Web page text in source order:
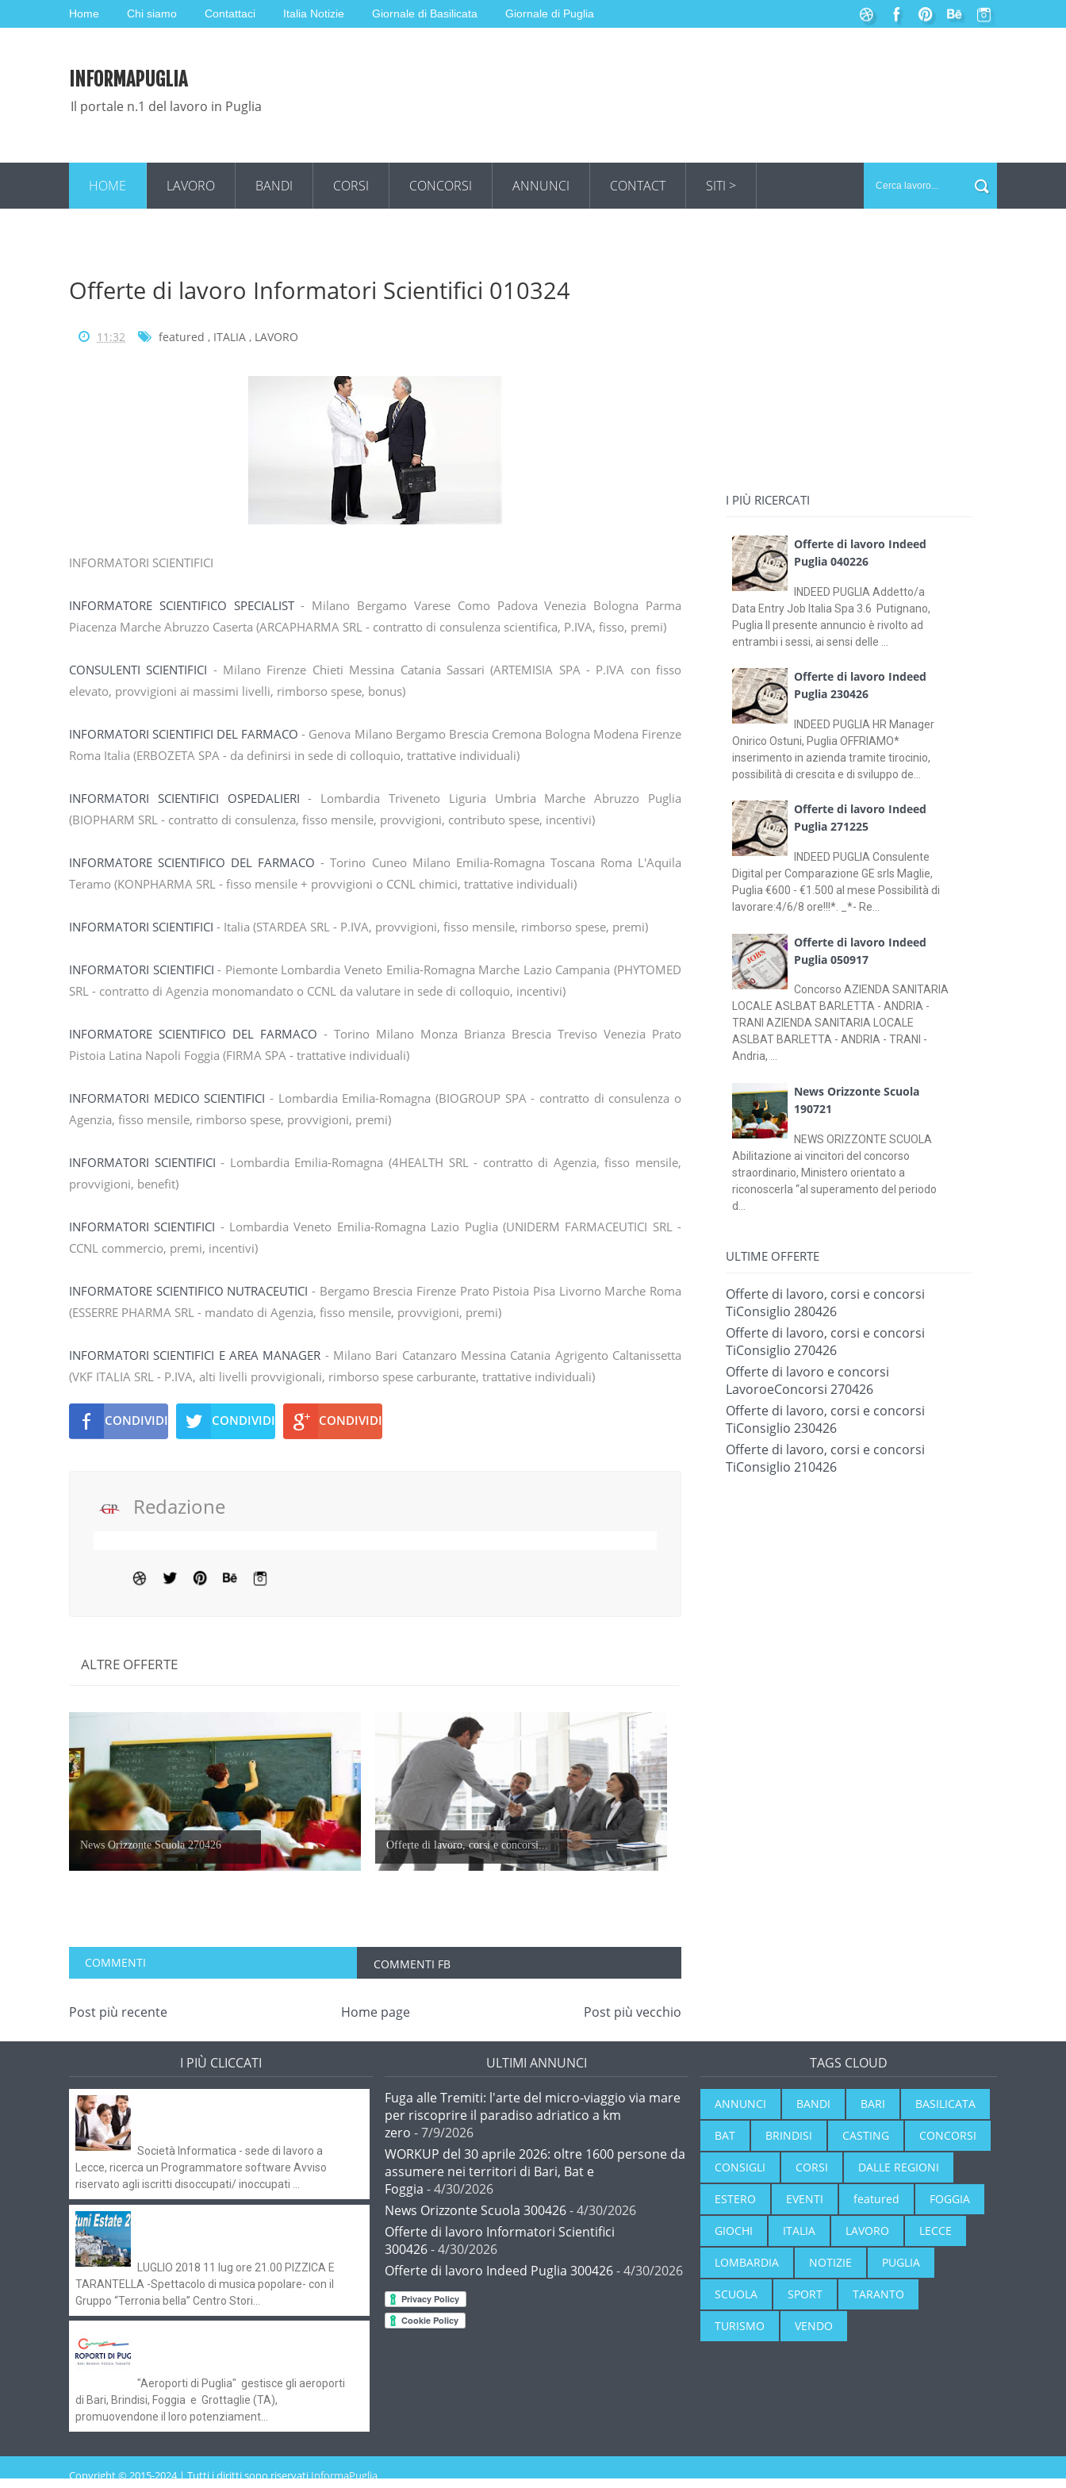
Home Chi siamo Contattaci Italia Notizie Giornale di Basilicata Giornale di Puglia
INFORMAPUGLIA
Il portale n.1 del lavoro in Puglia
HOME LAVORO BANDI CORSI CONCORSI ANNUNCI CONTACT SITI >
Offerte di lavoro Informatori Scientifici 010324
11:32 featured , ITALIA , LAVORO
INFORMATORI SCIENTIFICI
INFORMATORE SCIENTIFICO SPECIALIST- Milano Bergamo Varese Como Padova Venezia Bologna Parma
Piacenza Marche Abruzzo Caserta (ARCAPHARMA SRL - contratto di consulenza scientifica, P.IVA, fisso, premi)
CONSULENTI SCIENTIFICI - Milano Firenze Chieti Messina Catania Sassari (ARTEMISIA SPA - P.IVA con fisso
elevato, provvigioni ai massimi livelli, rimborso spese, bonus)
INFORMATORI SCIENTIFICI DEL FARMACO - Genova Milano Bergamo Brescia Cremona Bologna Modena Firenze
Roma Italia (ERBOZETA SPA - da definirsi in sede di colloquio, trattative individuali)
INFORMATORI SCIENTIFICI OSPEDALIERI - Lombardia Triveneto Liguria Umbria Marche Abruzzo Puglia
(BIOPHARM SRL - contratto di consulenza, fisso mensile, provvigioni, contributo spese, incentivi)
INFORMATORE SCIENTIFICO DEL FARMACO - Torino Cuneo Milano Emilia-Romagna Toscana Roma L'Aquila
Teramo (KONPHARMA SRL - fisso mensile + provvigioni o CCNL chimici, trattative individuali)
INFORMATORI SCIENTIFICI - Italia (STARDEA SRL - P.IVA, provvigioni, fisso mensile, rimborso spese, premi)
INFORMATORI SCIENTIFICI - Piemonte Lombardia Veneto Emilia-Romagna Marche Lazio Campania (PHYTOMED
SRL - contratto di Agenzia monomandato o CCNL da valutare in sede di colloquio, incentivi)
INFORMATORE SCIENTIFICO DEL FARMACO - Torino Milano Monza Brianza Brescia Treviso Venezia Prato
Pistoia Latina Napoli Foggia (FIRMA SPA - trattative individuali)
INFORMATORI MEDICO SCIENTIFICI - Lombardia Emilia-Romagna (BIOGROUP SPA - contratto di consulenza o
Agenzia, fisso mensile, rimborso spese, provvigioni, premi)
INFORMATORI SCIENTIFICI - Lombardia Emilia-Romagna (4HEALTH SRL - contratto di Agenzia, fisso mensile,
provvigioni, benefit)
INFORMATORI SCIENTIFICI - Lombardia Veneto Emilia-Romagna Lazio Puglia (UNIDERM FARMACEUTICI SRL -
CCNL commercio, premi, incentivi)
INFORMATORE SCIENTIFICO NUTRACEUTICI - Bergamo Brescia Firenze Prato Pistoia Pisa Livorno Marche Roma
(ESSERRE PHARMA SRL - mandato di Agenzia, fisso mensile, provvigioni, premi)
INFORMATORI SCIENTIFICI E AREA MANAGER - Milano Bari Catanzaro Messina Catania Agrigento Caltanissetta
(VKF ITALIA SRL - P.IVA, alti livelli provvigionali, rimborso spese carburante, trattative individuali)
CONDIVIDI CONDIVIDI CONDIVIDI
Redazione
ALTRE OFFERTE
News Orizzonte Scuola 270426 Offerte di lavoro, corsi e concorsi...
COMMENTI COMMENTI FB
Post più recente Post più vecchio
Home page
I PIÙ RICERCATI
Offerte di lavoro Indeed
Puglia 040226
INDEED PUGLIA Addetto/a
Data Entry Job Italia Spa 3.6 Putignano,
Puglia Il presente annuncio è rivolto ad
entrambi i sessi, ai sensi delle ...
Offerte di lavoro Indeed
Puglia 230426
INDEED PUGLIA HR Manager
Onirico Ostuni, Puglia OFFRIAMO*
inserimento in azienda tramite tirocinio,
possibilità di crescita e di sviluppo de...
Offerte di lavoro Indeed
Puglia 271225
INDEED PUGLIA Consulente
Digital per Comparazione GE srls Maglie,
Puglia €600 - €1.500 al mese Possibilità di
lavorare:4/6/8 ore!!!*. _*- Re...
Offerte di lavoro Indeed
Puglia 050917
Concorso AZIENDA SANITARIA
LOCALE ASLBAT BARLETTA - ANDRIA -
TRANI AZIENDA SANITARIA LOCALE
ASLBAT BARLETTA - ANDRIA - TRANI -
Andria, ...
News Orizzonte Scuola
190721
NEWS ORIZZONTE SCUOLA
Abilitazione ai vincitori del concorso
straordinario, Ministero orientato a
riconoscerla “al superamento del periodo
d...
ULTIME OFFERTE
Offerte di lavoro, corsi e concorsi
TiConsiglio 280426
Offerte di lavoro, corsi e concorsi
TiConsiglio 270426
Offerte di lavoro e concorsi
LavoroeConcorsi 270426
Offerte di lavoro, corsi e concorsi
TiConsiglio 230426
Offerte di lavoro, corsi e concorsi
TiConsiglio 210426
I PIÙ CLICCATI
Società Informatica - sede di lavoro a
Lecce, ricerca un Programmatore software Avviso
riservato agli iscritti disoccupati/ inoccupati ...
LUGLIO 2018 11 lug ore 21.00 PIZZICA E
TARANTELLA -Spettacolo di musica popolare- con il
Gruppo “Terronia bella” Centro Stori...
"Aeroporti di Puglia" gestisce gli aeroporti
di Bari, Brindisi, Foggia e Grottaglie (TA),
promuovendone il loro potenziament...
ULTIMI ANNUNCI
Fuga alle Tremiti: l'arte del micro-viaggio via mare
per riscoprire il paradiso adriatico a km
zero - 7/9/2026
WORKUP del 30 aprile 2026: oltre 1600 persone da
assumere nei territori di Bari, Bat e
Foggia - 4/30/2026
News Orizzonte Scuola 300426- 4/30/2026
Offerte di lavoro Informatori Scientifici
300426- 4/30/2026
Offerte di lavoro Indeed Puglia 300426- 4/30/2026
TAGS CLOUD
ANNUNCI BANDI BARI BASILICATA
BAT BRINDISI CASTING CONCORSI
CONSIGLI CORSI DALLE REGIONI
ESTERO EVENTI featured FOGGIA
GIOCHI ITALIA LAVORO LECCE
LOMBARDIA NOTIZIE PUGLIA
SCUOLA SPORT TARANTO
TURISMO VENDO
Copyright © 2015-2024 | Tutti i diritti sono riservatiInformaPuglia